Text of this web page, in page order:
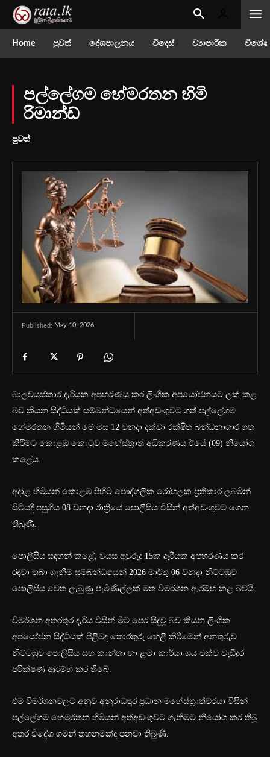
Home පුවත් දේශපාලනය විදෙස් ව්‍යාපාරික
පල්ලේගම හේමරතන හිමි
රිමාන්ඩ්
පුවත්
Published: May 10, 2026
බාලවයස්කාර දැරියක අපහරණය කර ලිංගික අපයෝජනයට ලක් කළ
බව කියන සිද්ධියක් සම්බන්ධයෙන් අත්අඩංගුවට ගත් පල්ලේගම
හේමරතන හිමියන් මේ මස 12 වනදා දක්වා රක්ෂිත බන්ධනාගාර ගත
කිරීමට කොළඹ කොටුව මහේස්ත්‍රාත් අධිකරණය ඊයේ (09) නියෝග
කළේය.
අදාළ හිමියන් කොළඹ පිහිටි පෞද්ගලික රෝහලක ප්‍රතිකාර ලබමින්
සිටියදී පසුගිය 08 වනදා රාත්‍රියේ පොලිසිය විසින් අත්අඩංගුවට ගෙන
තිබුණි.
පොලිසිය සඳහන් කළේ, වයස අවුරුදු 15ක දැරියක අපහරණය කර
රඳවා තබා ගැනීම සම්බන්ධයෙන් 2026 මාර්තු 06 වනදා නිට්ටඹුව
පොලිසිය වෙත ලැබුණු පැමිණිල්ලක් මත විමර්ශන ආරම්භ කළ බවයි.
විමර්ශන අතරතුර දැරිය විසින් මීට පෙර සිදුවූ බව කියන ලිංගික
අපයෝජන සිද්ධියක් පිළිබඳ තොරතුරු හෙළි කිරීමෙන් අනතුරුව
නිට්ටඹුව පොලිසිය සහ කාන්තා හා ළමා කාර්යාංශය එක්ව වැඩිදුර
පරීක්ෂණ ආරම්භ කර තිබේ.
එම විමර්ශනවලට අනුව අනුරාධපුර ප්‍රධාන මහේස්ත්‍රාත්වරයා විසින්
පල්ලේගම හේමරතන හිමියන් අත්අඩංගුවට ගැනීමට නියෝග කර තිබූ
අතර විදේශ ගමන් තහනමක්ද පනවා තිබුණි.